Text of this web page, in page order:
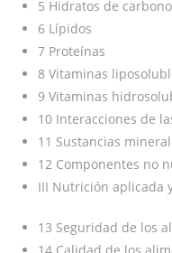
5 Hidratos de carbono
6 Lípidos
7 Proteínas
8 Vitaminas
9 Vitaminas
10 Interacciones de
11 Sustancias
12 Componentes no
III Nutrición aplicada
13 Seguridad de los